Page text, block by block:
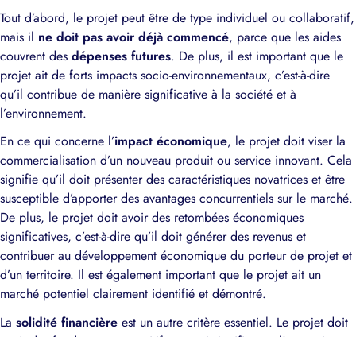
Tout d’abord, le projet peut être de type individuel ou collaboratif,
mais il ne doit pas avoir déjà commencé, parce que les aides
couvrent des dépenses futures. De plus, il est important que le
projet ait de forts impacts socio-environnementaux, c’est-à-dire
qu’il contribue de manière significative à la société et à
l’environnement.
En ce qui concerne l’impact économique, le projet doit viser la
commercialisation d’un nouveau produit ou service innovant. Cela
signifie qu’il doit présenter des caractéristiques novatrices et être
susceptible d’apporter des avantages concurrentiels sur le marché.
De plus, le projet doit avoir des retombées économiques
significatives, c’est-à-dire qu’il doit générer des revenus et
contribuer au développement économique du porteur de projet et
d’un territoire. Il est également important que le projet ait un
marché potentiel clairement identifié et démontré.
La solidité financière est un autre critère essentiel. Le projet doit